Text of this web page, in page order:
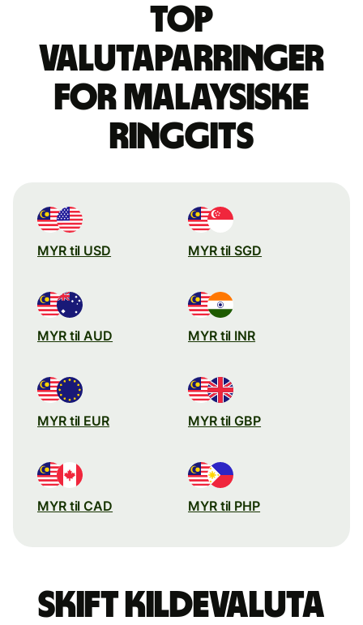
Top
valutaparringer
for malaysiske
ringgits
MYR til USD MYR til SGD
MYR til AUD MYR til INR
MYR til EUR MYR til GBP
MYR til CAD MYR til PHP
Skift kildevaluta